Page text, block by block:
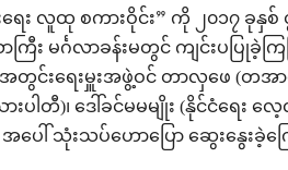
ေး လူထု စကားဝိုင်း” ကို ၂၀၁၇ ခုနှ
မင်္ဂလာခန်းမတွင် ကျင်းပပြုခဲ့ကြ
အတွင်းရေးမှူးအဖွဲ့ဝင် တာလှဖေ (တအ
းပါတီ)၊ ဒေါ်ခင်မမမျိုး (နိုင်ငံရေ
အပေါ် သုံးသပ်ဟောပြော ဆွေးနွေးခဲ့